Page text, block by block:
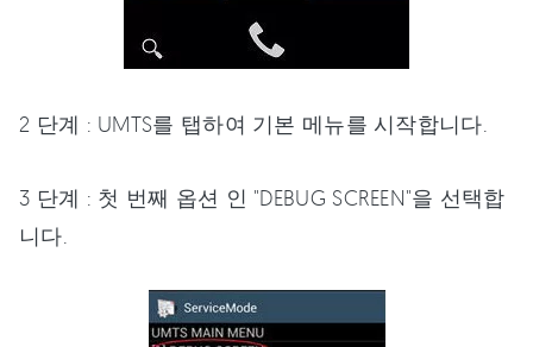
2 단계 : UMTS를 탭하여 기본 메뉴를 시작합니다.
3 단계 : 첫 번째 옵션 인 "DEBUG SCREEN"을 선택합
니다.